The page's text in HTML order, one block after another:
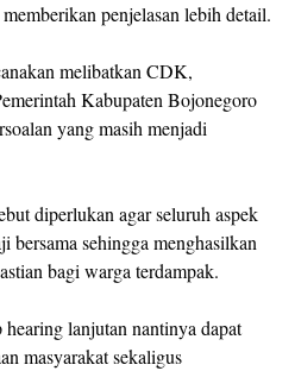
penjelasan lebih detail.
melibatkan CDK,
Kabupaten Bojonegoro
yang masih menjadi
diperlukan agar seluruh aspek
bersama sehingga menghasilkan
bagi warga terdampak.
lanjutan nantinya dapat
masyarakat sekaligus